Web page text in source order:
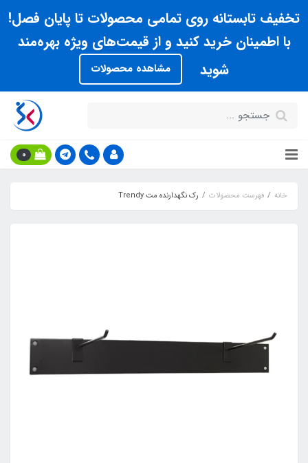
تخفیف تابستانه روی تمامی محصولات تا پایان فصل!
با اطمینان خرید کنید و از قیمت‌های ویژه بهره‌مند
شوید
مشاهده محصولات
0
خانه فهرست محصولات رک نگهدارنده مت Trendy